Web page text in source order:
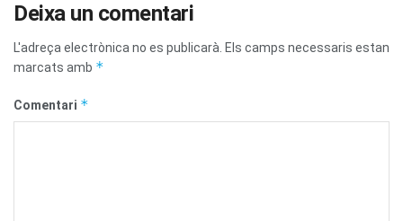
Deixa un comentari
L'adreça electrònica no es publicarà. Els camps necessaris estan
marcats amb *
Comentari *